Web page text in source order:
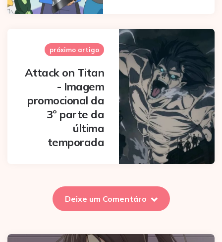
próximo artigo
Attack on Titan
- Imagem
promocional da
3º parte da
última
temporada
Deixe um Comentáro